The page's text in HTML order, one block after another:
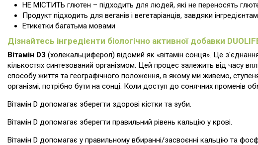
НЕ МІСТИТЬ глютен – підходить для людей, які не переносять
Продукт підходить для веганів і вегетаріанців, завдяки
Етикетки багатьма мовами
Дізнайтесь інгредієнти біологічно активної добавки
Вітамін D3 (холекальциферол) відомий як «вітамін сонця». Це
кількостях синтезований організмом. Цей процес залежить від часу
способу життя та географічного положення, в якому ми живемо,
організмі, потрібно бути на сонці. Коли доступ до сонячних променів
Вітамін D допомагає зберегти здорові кістки та зуби.
Вітамін D допомагає зберегти правильний рівень кальцію у крові.
Вітамін D допомагає у правильному вбиранні/засвоєнні кальцію та